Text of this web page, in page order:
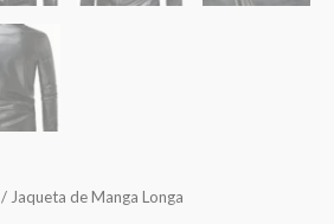
/ Jaqueta de Manga Longa